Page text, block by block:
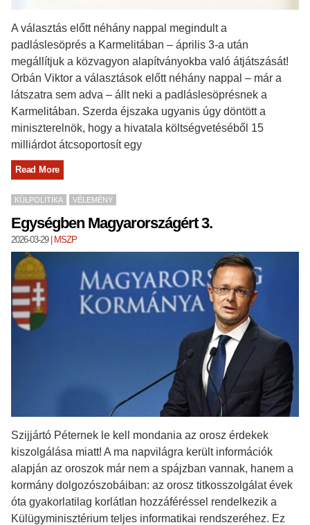
A választás előtt néhány nappal megindult a
padláslesöprés a Karmelitában – április 3-a után
megállítjuk a közvagyon alapítványokba való átjátszását!
Orbán Viktor a választások előtt néhány nappal – már a
látszatra sem adva – állt neki a padláslesöprésnek a
Karmelitában. Szerda éjszaka ugyanis úgy döntött a
miniszterelnök, hogy a hivatala költségvetéséből 15
milliárdot átcsoportosít egy
Read More
KÜLPOLITIKA VÉLEMÉNY
Egységben Magyarországért 3.
2026-03-29| MSZP
Szijjártó Péternek le kell mondania az orosz érdekek
kiszolgálása miatt! A ma napvilágra került információk
alapján az oroszok már nem a spájzban vannak, hanem a
kormány dolgozószobáiban: az orosz titkosszolgálat évek
óta gyakorlatilag korlátlan hozzáféréssel rendelkezik a
Külügyminisztérium teljes informatikai rendszeréhez. Ez